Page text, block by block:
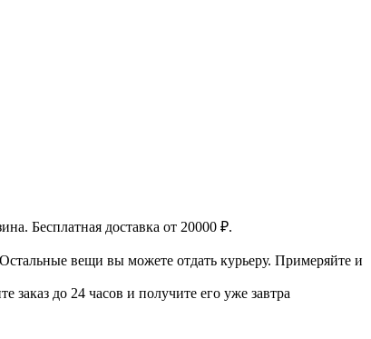
Бесплатная доставка от 20000 ₽.
вещи вы можете отдать курьеру. Примеряйте и
заказ до 24 часов и получите его уже завтра